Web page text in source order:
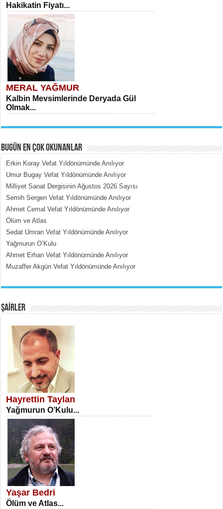
Hakikatin Fiyatı...
MERAL YAĞMUR
Kalbin Mevsimlerinde Deryada Gül
Olmak...
MEHMET ÇOBAN
İçerdeki Put Dışardaki Maskeler...
SATILMIŞ ÜMİT ÇETİNKAYA
Erkenlik...
NECLA DİLEK ARSLAN
Öğretmenler Günü Mahkemesi...
BUGÜN EN ÇOK OKUNANLAR
Erkin Koray Vefat Yıldönümünde Anılıyor
Umur Bugay Vefat Yıldönümünde Anılıyor
Milliyet Sanat Dergisinin Ağustos 2026 Sayısı
Semih Sergen Vefat Yıldönümünde Anılıyor
Ahmet Cemal Vefat Yıldönümünde Anılıyor
Ölüm ve Atlas
Sedat Umran Vefat Yıldönümünde Anılıyor
Yağmurun O’Kulu
Ahmet Erhan Vefat Yıldönümünde Anılıyor
Muzaffer Akgün Vefat Yıldönümünde Anılıyor
ŞAİRLER
Hayrettin Taylan
Yağmurun O’Kulu...
Yaşar Bedri
Ölüm ve Atlas...